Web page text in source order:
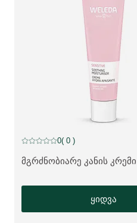
NEW LOOK
ᲛᲔᲢᲘ ᲞᲠᲝᲓᲣᲥᲢᲘ:
მგრძნობიარე კანის
მიმდინარე რეიტინგი: 0
0( 0 )
ყიდვა